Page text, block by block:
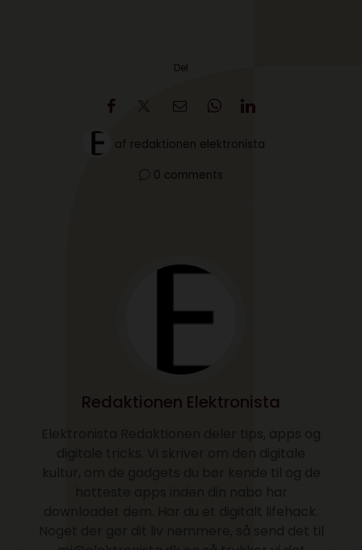
Del
af redaktionen elektronista
0 comments
Redaktionen Elektronista